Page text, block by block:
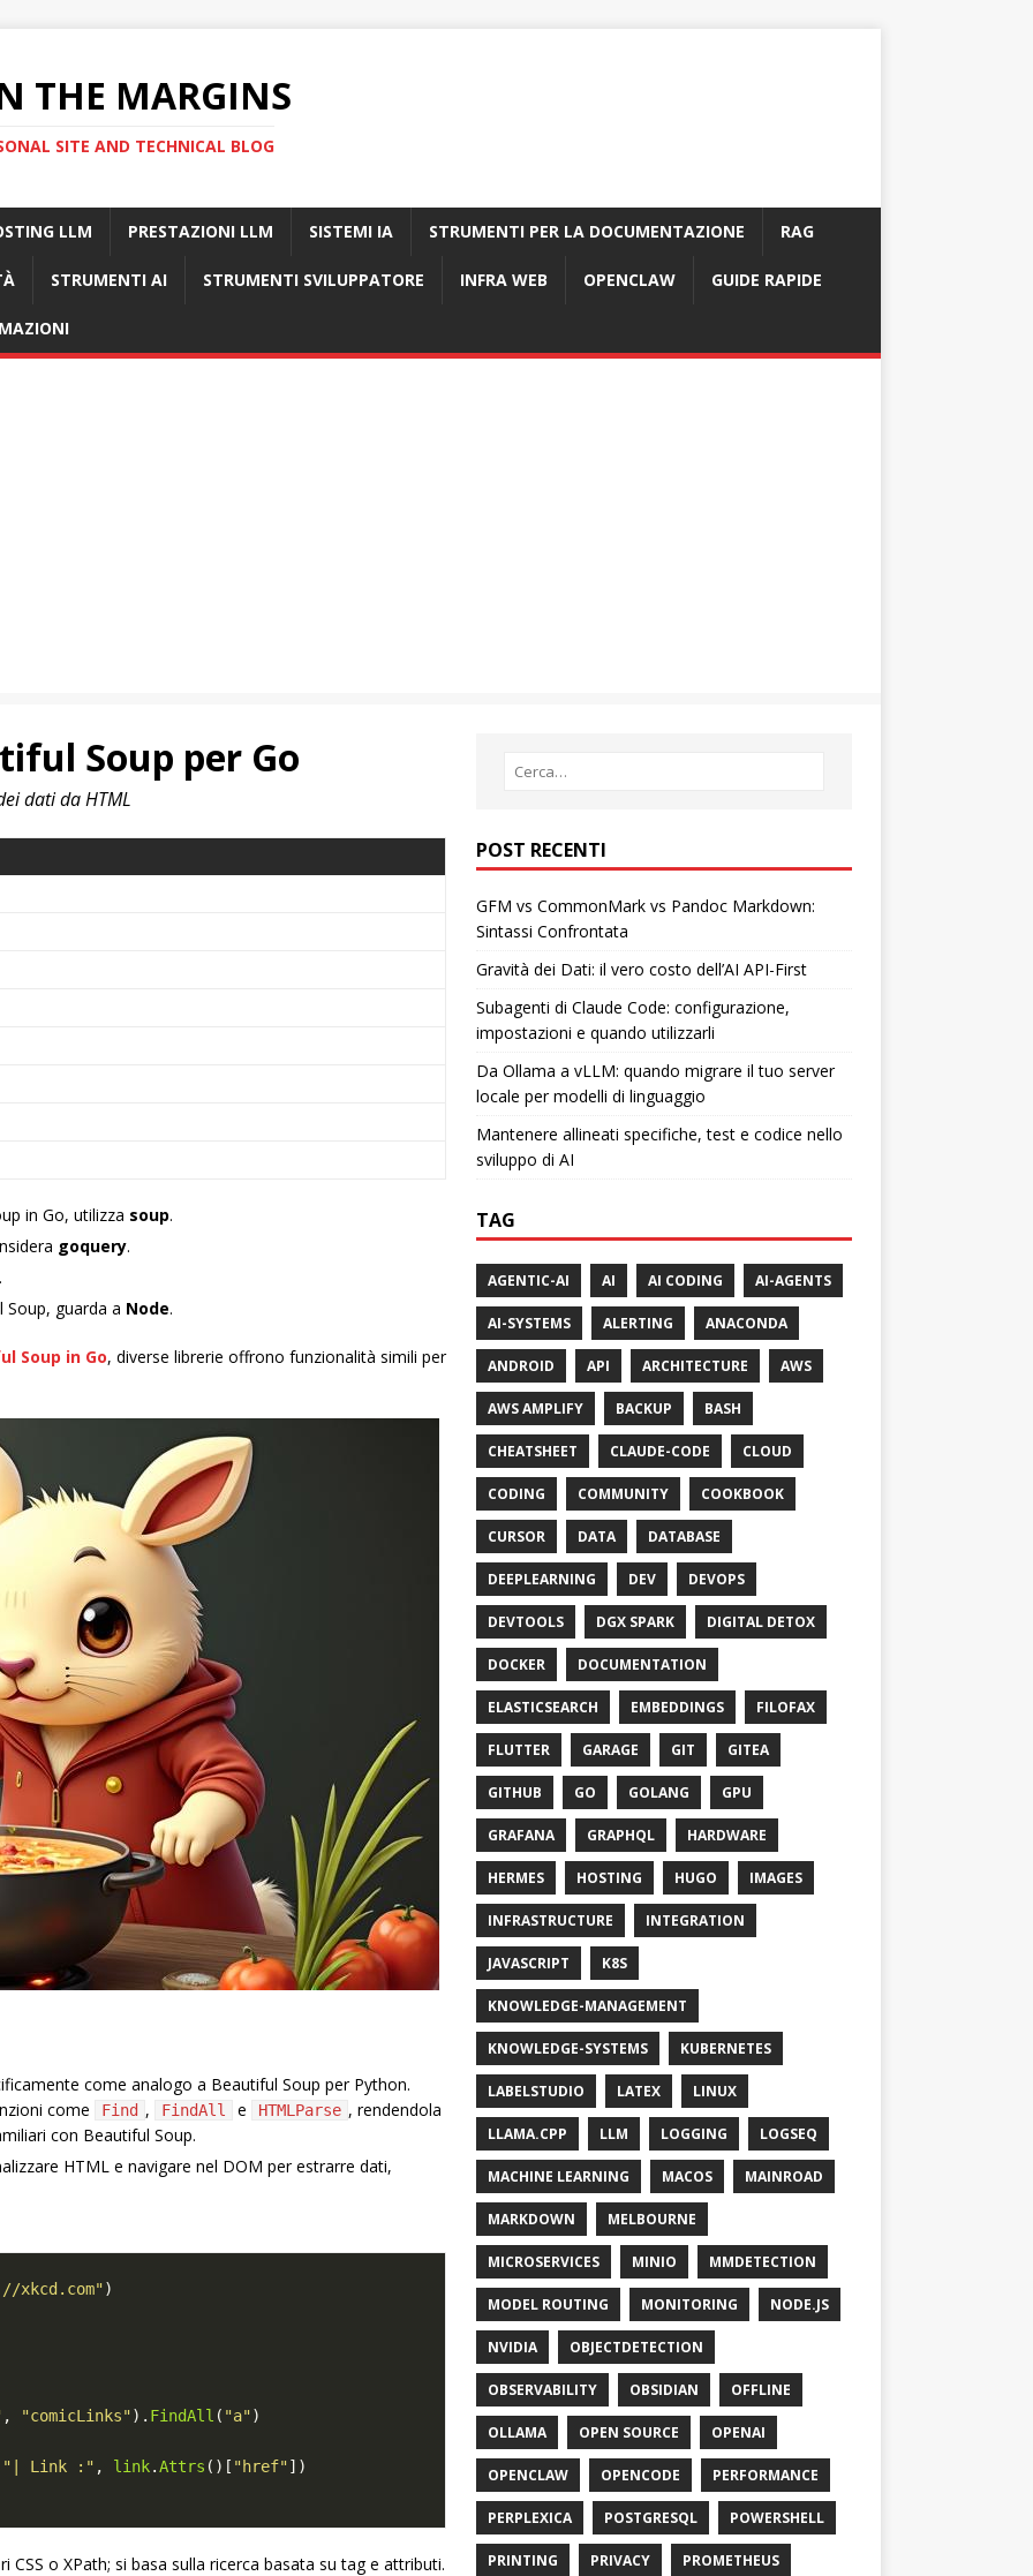
THE MARGINS
SITE AND TECHNICAL BLOG
LLM PRESTAZIONI LLM SISTEMI IA STRUMENTI PER LA DOCUMENTAZIONE RAG
STRUMENTI AI STRUMENTI SVILUPPATORE INFRA WEB OPENCLAW GUIDE RAPIDE
Soup per Go
dati da HTML
in Go, utilizza soup.
goquery.
.
Soup, guarda a Node.
Soup in Go, diverse librerie offrono funzionalità simili per
come analogo a Beautiful Soup per Python.
come
Find , FindAll e HTMLParse , rendendola
con Beautiful Soup.
HTML e navigare nel DOM per estrarre dati,
xkcd.com"
, "comicLinks"). FindAll ( "a"
"| Link :" , link.Attrs ()[ "href"
o XPath; si basa sulla ricerca basata su tag e attributi.
POST RECENTI
GFM vs CommonMark vs Pandoc Markdown:
Sintassi Confrontata
Gravità dei Dati: il vero costo dell’AI API-First
Subagenti di Claude Code: configurazione,
impostazioni e quando utilizzarli
Da Ollama a vLLM: quando migrare il tuo server
locale per modelli di linguaggio
Mantenere allineati specifiche, test e codice nello
sviluppo di AI
TAG
AGENTIC-AI AI AI CODING AI-AGENTS
AI-SYSTEMS ALERTING ANACONDA
ANDROID API ARCHITECTURE AWS
AWS AMPLIFY BACKUP BASH
CHEATSHEET CLAUDE-CODE CLOUD
CODING COMMUNITY COOKBOOK
CURSOR DATA DATABASE
DEEPLEARNING DEV DEVOPS
DEVTOOLS DGX SPARK DIGITAL DETOX
DOCKER DOCUMENTATION
ELASTICSEARCH EMBEDDINGS FILOFAX
FLUTTER GARAGE GIT GITEA
GITHUB GO GOLANG GPU
GRAFANA GRAPHQL HARDWARE
HERMES HOSTING HUGO IMAGES
INFRASTRUCTURE INTEGRATION
JAVASCRIPT K8S
KNOWLEDGE-MANAGEMENT
KNOWLEDGE-SYSTEMS KUBERNETES
LABELSTUDIO LATEX LINUX
LLAMA.CPP LLM LOGGING LOGSEQ
MACHINE LEARNING MACOS MAINROAD
MARKDOWN MELBOURNE
MICROSERVICES MINIO MMDETECTION
MODEL ROUTING MONITORING NODE.JS
NVIDIA OBJECTDETECTION
OBSERVABILITY OBSIDIAN OFFLINE
OLLAMA OPEN SOURCE OPENAI
OPENCLAW OPENCODE PERFORMANCE
PERPLEXICA POSTGRESQL POWERSHELL
PRINTING PRIVACY PROMETHEUS